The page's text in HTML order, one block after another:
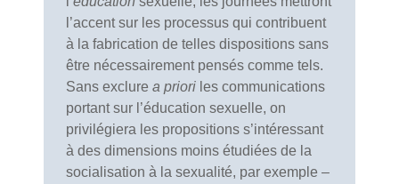
l’accent sur les processus qui contribuent
à la fabrication de telles dispositions sans
être nécessairement pensés comme tels.
Sans exclure a priori les communications
portant sur l’éducation sexuelle, on
privilégiera les propositions s’intéressant
à des dimensions moins étudiées de la
socialisation à la sexualité, par exemple –